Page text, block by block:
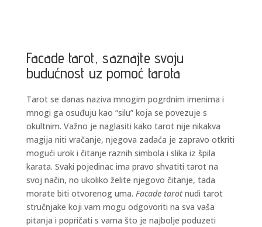
Facade tarot, saznajte svoju
budućnost uz pomoć tarota
Tarot se danas naziva mnogim pogrdnim imenima i
mnogi ga osuđuju kao “silu” koja se povezuje s
okultnim. Važno je naglasiti kako tarot nije nikakva
magija niti vračanje, njegova zadaća je zapravo otkriti
mogući urok i čitanje raznih simbola i slika iz špila
karata. Svaki pojedinac ima pravo shvatiti tarot na
svoj način, no ukoliko želite njegovo čitanje, tada
morate biti otvorenog uma. Facade tarotnudi tarot
stručnjake koji vam mogu odgovoriti na sva vaša
pitanja i popričati s vama što je najbolje poduzeti